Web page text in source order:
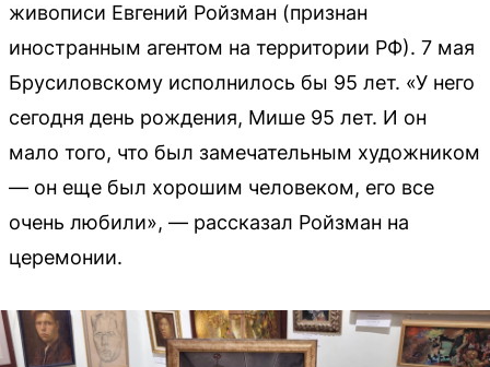
живописи Евгений Ройзман (признан
иностранным агентом на территории РФ). 7 мая
Брусиловскому исполнилось бы 95 лет. «У него
сегодня день рождения, Мише 95 лет. И он
мало того, что был замечательным художником
— он еще был хорошим человеком, его все
очень любили», — рассказал Ройзман на
церемонии.